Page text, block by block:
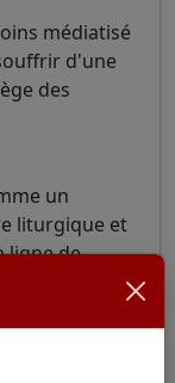
médiatisé
d'une
des
un
liturgique et
ligne de
il n'est pas
réformes